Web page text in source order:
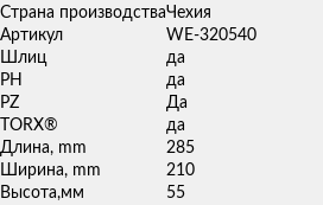
Страна производстваЧехия
Артикул
WE-320540
Шлиц
да
PH
да
PZ
Да
TORX®
да
Длина, mm
285
Ширина, mm
210
Высота,мм
55